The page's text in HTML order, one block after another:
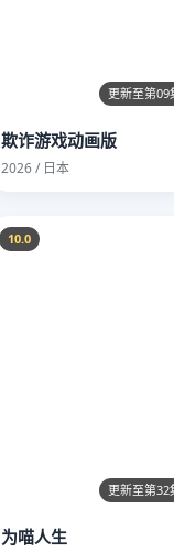
更新至第09
欺诈游戏动画版
2026 / 日本
10.0
更新至第32
为喵人生